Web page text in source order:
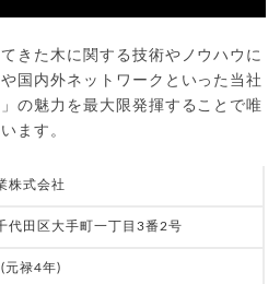
きた木に関する技術やノウハウに
国内外ネットワークといった当社
の魅力を最大限発揮することで唯
ます。
株式会社
代田区大手町一丁目3番2号
元禄4年)